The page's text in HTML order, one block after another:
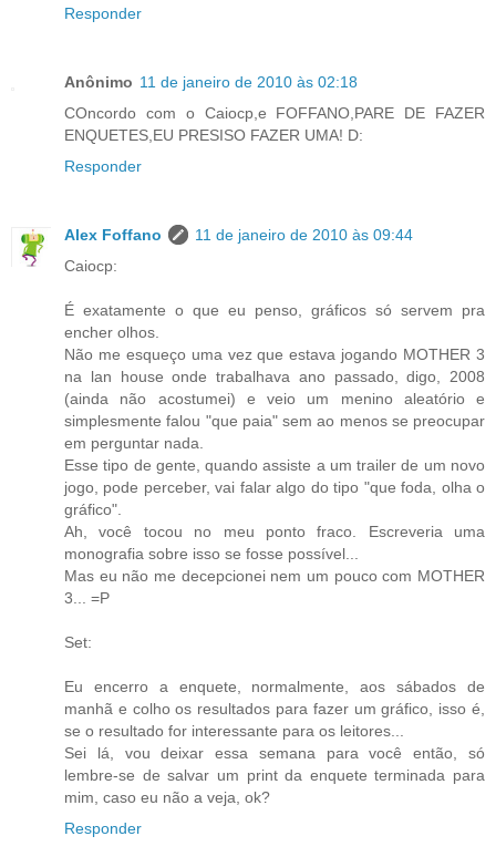
Responder
Anônimo 11 de janeiro de 2010 às 02:18
COncordo com o Caiocp,e FOFFANO,PARE DE FAZER
ENQUETES,EU PRESISO FAZER UMA! D:
Responder
Alex Foffano
11 de janeiro de 2010 às 09:44
Caiocp:
É exatamente o que eu penso, gráficos só servem pra
encher olhos.
Não me esqueço uma vez que estava jogando MOTHER 3
na lan house onde trabalhava ano passado, digo, 2008
(ainda não acostumei) e veio um menino aleatório e
simplesmente falou "que paia" sem ao menos se preocupar
em perguntar nada.
Esse tipo de gente, quando assiste a um trailer de um novo
jogo, pode perceber, vai falar algo do tipo "que foda, olha o
gráfico".
Ah, você tocou no meu ponto fraco. Escreveria uma
monografia sobre isso se fosse possível...
Mas eu não me decepcionei nem um pouco com MOTHER
3... =P
Set:
Eu encerro a enquete, normalmente, aos sábados de
manhã e colho os resultados para fazer um gráfico, isso é,
se o resultado for interessante para os leitores...
Sei lá, vou deixar essa semana para você então, só
lembre-se de salvar um print da enquete terminada para
mim, caso eu não a veja, ok?
Responder